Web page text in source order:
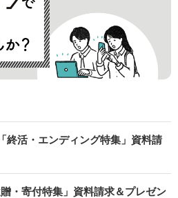
終活・エンディング特集」資料請
・寄付特集」資料請求＆プレゼン